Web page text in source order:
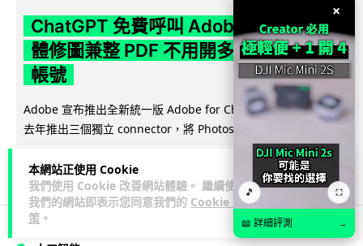
本網站正使用 Cookie
我們使用 Cookie 改善網站體驗。 繼續使用
我們的網站即表示您同意我們的 Cookie 政
策 。
ChatGPT 免費呼叫 Adobe 一句話跨軟
體修圖兼整 PDF 不用開多個 APP 兼免
帳號
Adobe 宣布推出全新統一版 Adobe for ChatGPT 外掛，取代
去年推出三個獨立 connector，將 Photoshop、...
閱讀全文
144 11 ↗ 分享
×
🎵 ⛶
📖 詳細評測 →